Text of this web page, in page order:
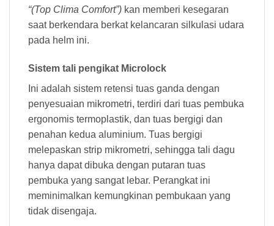
“(Top Clima Comfort”) kan memberi kesegaran
saat berkendara berkat kelancaran silkulasi udara
pada helm ini.
Sistem tali pengikat Microlock
Ini adalah sistem retensi tuas ganda dengan
penyesuaian mikrometri, terdiri dari tuas pembuka
ergonomis termoplastik, dan tuas bergigi dan
penahan kedua aluminium. Tuas bergigi
melepaskan strip mikrometri, sehingga tali dagu
hanya dapat dibuka dengan putaran tuas
pembuka yang sangat lebar. Perangkat ini
meminimalkan kemungkinan pembukaan yang
tidak disengaja.